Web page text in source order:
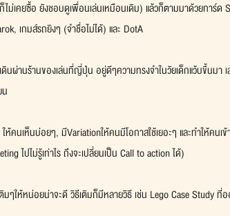
ม่เคยซื้อ ยังชอบดูเพื่อนเล่นเหมือนเดิม) แล้วก็ตามมาด้วยการ์ด
เกมส์รถยิงๆ (จำชื่อไม่ได้) และ DotA
นผ่านร้านของเล่นที่ญี่ปุ่น อยู่ดีๆความทรงจำในวัยเด็กแว้บขึ้นมา
คนเห็นบ่อยๆ, มีVariationให้คนมีโอกาสใช้เยอะๆ และทำให้คนเ
ไปไม่รู้เท่าไร ถึงจะเปลี่ยนเป็น Call to action ได้)
ให้หน่อยน่าจะดี วิธีเติมก็มีหลายวิธี เช่น Lego Case Study ที่